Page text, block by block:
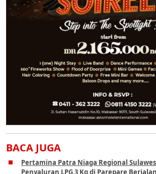
BACA JUGA
Pertamina Patra Niaga Regional
Penyaluran LPG 3 Kg di Parepare